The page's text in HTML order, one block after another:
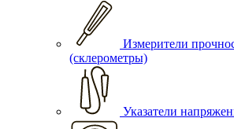
Измерители
(склерометры)
Указатели